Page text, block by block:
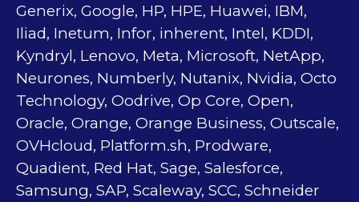
Generix, Google, HP, HPE, Huawei, IBM,
Iliad, Inetum, Infor, inherent, Intel, KDDI,
Kyndryl, Lenovo, Meta, Microsoft, NetApp,
Neurones, Numberly, Nutanix, Nvidia, Octo
Technology, Oodrive, Op Core, Open,
Oracle, Orange, Orange Business, Outscale,
OVHcloud, Platform.sh, Prodware,
Quadient, Red Hat, Sage, Salesforce,
Samsung, SAP, Scaleway, SCC, Schneider